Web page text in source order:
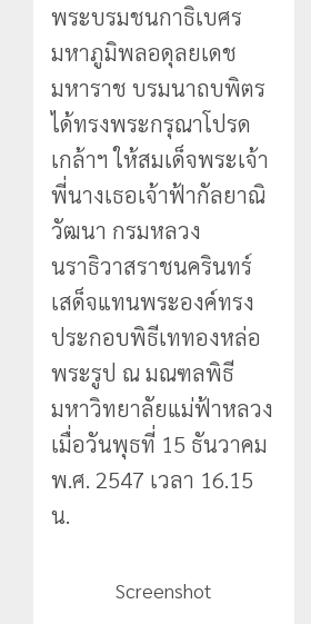
พระบรมชนกาธิเบศร
มหาภูมิพลอดุลยเดช
มหาราช บรมนาถบพิตร
ได้ทรงพระกรุณาโปรด
เกล้าฯ ให้สมเด็จพระเจ้า
พี่นางเธอเจ้าฟ้ากัลยาณิ
วัฒนา กรมหลวง
นราธิวาสราชนครินทร์
เสด็จแทนพระองค์ทรง
ประกอบพิธีเททองหล่อ
พระรูป ณ มณฑลพิธี
มหาวิทยาลัยแม่ฟ้าหลวง
เมื่อวันพุธที่ 15 ธันวาคม
พ.ศ. 2547 เวลา 16.15
น.
Screenshot